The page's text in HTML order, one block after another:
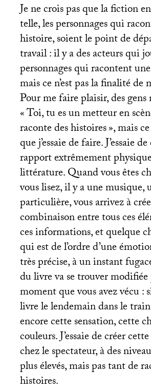
Je ne crois pas que la fiction
telle, les personnages qui
histoire, soient le point de
travail : il y a des acteurs qui
personnages qui racontent
mais ce n’est pas la finalité de
Pour me faire plaisir, des
«Toi, tu es un metteur en
raconte des histoires», mais
que j’essaie de faire. J’essaie
rapport extrêmement
littérature. Quand vous êtes
vous lisez, il y a une musique,
particulière, vous arrivez à
combinaison entre tous ces
ces informations, et quelque
qui est de l’ordre d’une
très précise, à un instant
du livre va se trouver modifiée
moment que vous avez vécu :
livre le lendemain dans le
encore cette sensation, cette
couleurs. J’essaie de créer
chez le spectateur, à des
plus élevés, mais pas tant de
histoires.